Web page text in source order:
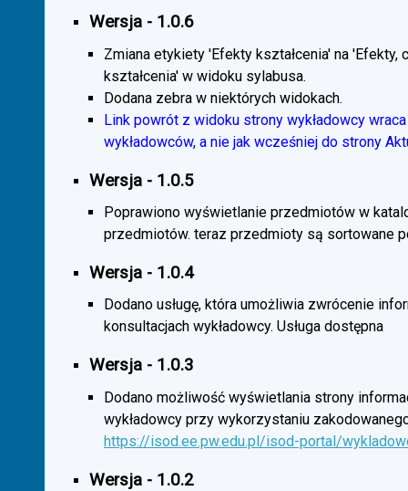
Wersja - 1.0.6
Zmiana etykiety 'Efekty kształcenia' na 'Efekty,
kształcenia' w widoku sylabusa.
Dodana zebra w niektórych widokach.
Link powrót z widoku strony wykładowcy
wykładowców, a nie jak wcześniej do strony
Wersja - 1.0.5
Poprawiono wyświetlanie przedmiotów w
przedmiotów. teraz przedmioty są sortowane
Wersja - 1.0.4
Dodano usługę, która umożliwia zwrócenie
konsultacjach wykładowcy. Usługa dostępna
Wersja - 1.0.3
Dodano możliwość wyświetlania strony
wykładowcy przy wykorzystaniu
https://isod.ee.pw.edu.pl/isod-portal/
Wersja - 1.0.2